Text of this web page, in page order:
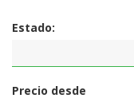
Estado:
Precio desde